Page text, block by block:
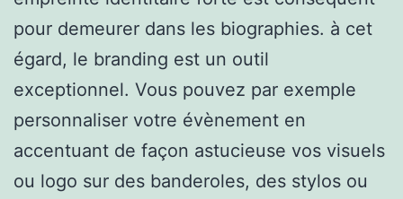
pour demeurer dans les biographies. à cet
égard, le branding est un outil
exceptionnel. Vous pouvez par exemple
personnaliser votre évènement en
accentuant de façon astucieuse vos visuels
ou logo sur des banderoles, des stylos ou